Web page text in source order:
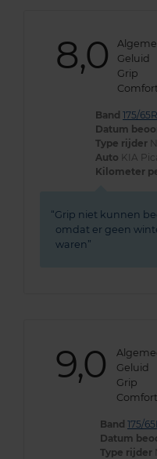
8,0
Geluid
Grip
Band 175/
Datum
Type rijder
Auto KIA
Kilometer
Grip niet kunnen
omdat er geen
waren
9,0
Geluid
Grip
Comfort
Band 175/
Datum
Type rijder